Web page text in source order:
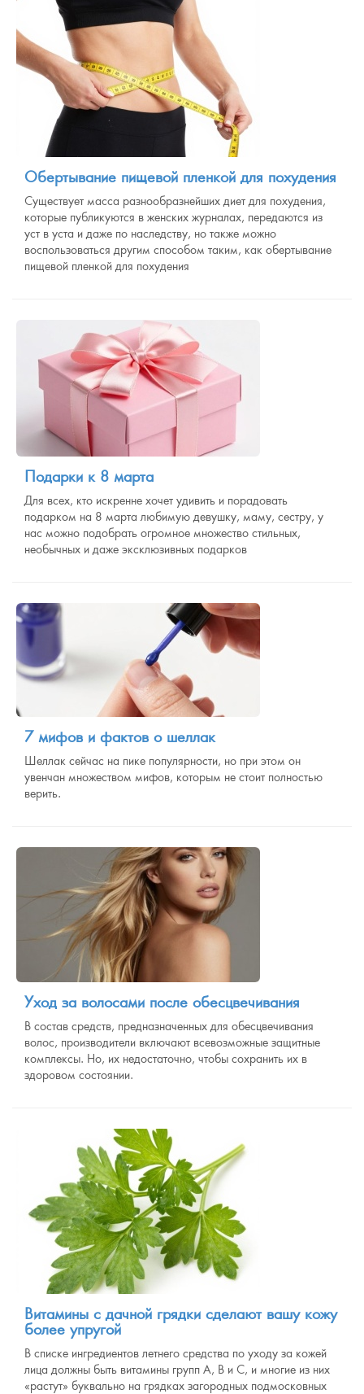
Обертывание пищевой пленкой для похудения
Существует масса разнообразнейших диет для похудения,
которые публикуются в женских журналах, передаются из
уст в уста и даже по наследству, но также можно
воспользоваться другим способом таким, как обертывание
пищевой пленкой для похудения
Подарки к 8 марта
Для всех, кто искренне хочет удивить и порадовать
подарком на 8 марта любимую девушку, маму, сестру, у
нас можно подобрать огромное множество стильных,
необычных и даже эксклюзивных подарков
7 мифов и фактов о шеллак
Шеллак сейчас на пике популярности, но при этом он
увенчан множеством мифов, которым не стоит полностью
верить.
Уход за волосами после обесцвечивания
В состав средств, предназначенных для обесцвечивания
волос, производители включают всевозможные защитные
комплексы. Но, их недостаточно, чтобы сохранить их в
здоровом состоянии.
Витамины с дачной грядки сделают вашу кожу
более упругой
В списке ингредиентов летнего средства по уходу за кожей
лица должны быть витамины групп А, В и С, и многие из них
«растут» буквально на грядках загородных подмосковных